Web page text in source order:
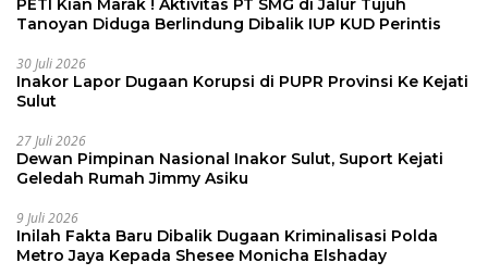
PETI Kian Marak ! Aktivitas PT SMG di Jalur Tujuh
Tanoyan Diduga Berlindung Dibalik IUP KUD Perintis
30 Juli 2026
Inakor Lapor Dugaan Korupsi di PUPR Provinsi Ke Kejati
Sulut
27 Juli 2026
Dewan Pimpinan Nasional Inakor Sulut, Suport Kejati
Geledah Rumah Jimmy Asiku
9 Juli 2026
Inilah Fakta Baru Dibalik Dugaan Kriminalisasi Polda
Metro Jaya Kepada Shesee Monicha Elshaday